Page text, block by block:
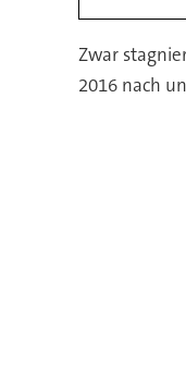
Zwar
2016 nach